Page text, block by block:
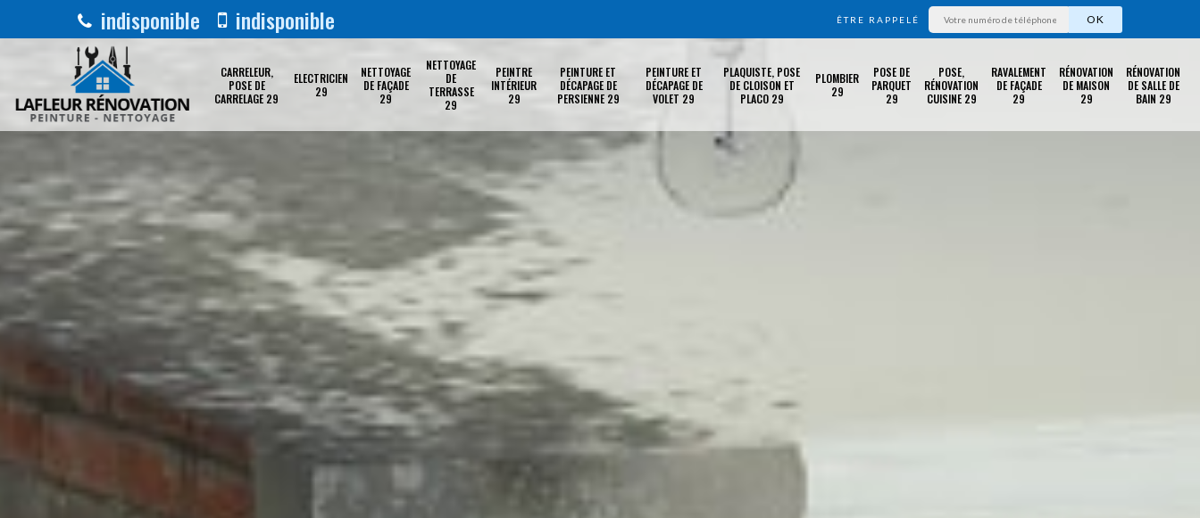
indisponible indisponible ÊTRE RAPPELÉ
CARRELEUR,
POSE DE
CARRELAGE 29
ELECTRICIEN
29
NETTOYAGE
DE FAÇADE
29
NETTOYAGE
DE
TERRASSE
29
PEINTRE
INTÉRIEUR
29
PEINTURE ET
DÉCAPAGE DE
PERSIENNE 29
PEINTURE ET
DÉCAPAGE DE
VOLET 29
PLAQUISTE, POSE
DE CLOISON ET
PLACO 29
PLOMBIER
29
POSE DE
PARQUET
29
POSE,
RÉNOVATION
CUISINE 29
RAVALEMENT
DE FAÇADE
29
RÉNOVATION
DE MAISON
29
RÉNOVATION
DE SALLE DE
BAIN 29